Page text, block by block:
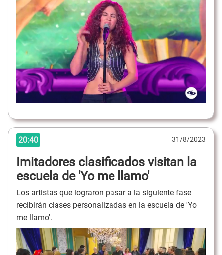
20:40 31/8/2023
Imitadores clasificados visitan la
escuela de 'Yo me llamo'
Los artistas que lograron pasar a la siguiente fase
recibirán clases personalizadas en la escuela de 'Yo
me llamo'.